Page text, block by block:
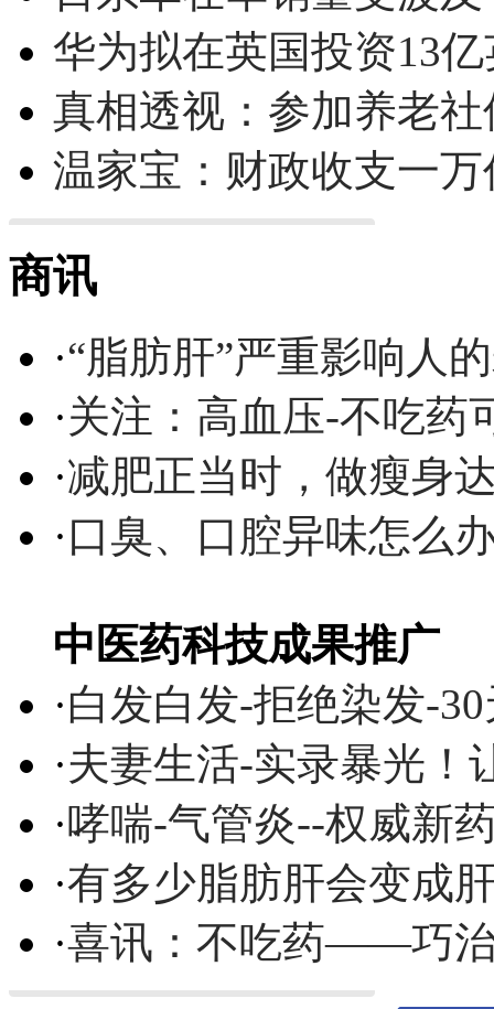
华为拟在英国投资13
真相透视：参加养老
温家宝：财政收支一
商讯
·“脂肪肝”严重影响人
·关注：高血压-不吃药
·减肥正当时，做瘦身
·口臭、口腔异味怎么
中医药科技成果推广
·白发白发-拒绝染发-
·夫妻生活-实录暴光！
·哮喘-气管炎--权威新
·有多少脂肪肝会变成
·喜讯：不吃药——巧